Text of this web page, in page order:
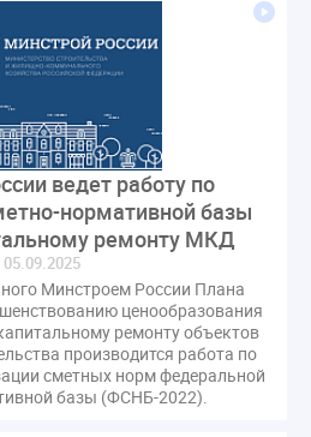
ведет работу по
нормативной базы
ремонту МКД
05.09.2025
Минстроем России Плана
ценообразования
ремонту объектов
производится работа по
сметных норм федеральной
базы (ФСНБ-2022).